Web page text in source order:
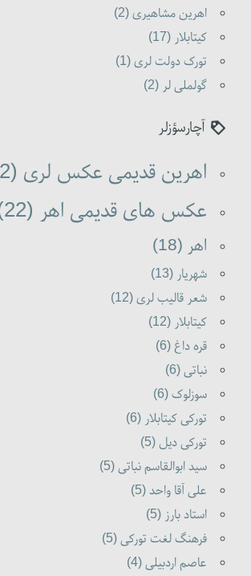
اهرین مشاهیری (2)
کیتابلار (17)
تورک دولت لری (1)
گولملی لر (2)
آچارسؤزلر
اهرین قدیمی عکس لری (22)
عکس های قدیمی اهر (22)
اهر (18)
شهریار (13)
شعر قالیب لری (12)
کیتابلار (12)
قره داغ (6)
نباتی (6)
سوزلوک (6)
تورکی کیتابلار (6)
تورکی دیل (5)
سید ابوالقاسم نباتی (5)
علی آقا واحد (5)
استاد بارز (5)
فرهنگ لغت تورکی (5)
عاصم اردبیلی (4)